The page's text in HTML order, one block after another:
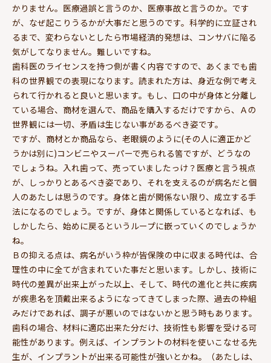
かりません。医療過誤と言うのか、医療事故と言うのか。です
が、なぜ起こりうるかが大事だと思うのです。科学的に立証され
るまで、変わらないとしたら市場経済的発想は、コンサバに陥る
気がしてなりません。難しいですね。
歯科医のライセンスを持つ側が書く内容ですので、あくまでも歯
科の世界観での表現になります。読まれた方は、身近な例で考え
られて行かれると良いと思います。もし、口の中が身体と分離し
ている場合、商材を選んで、商品を購入するだけですから、Ａの
世界観には一切、矛盾は生じない事があるべき姿です。
ですが、商材とか商品なら、老眼鏡のように(その人に適正かど
うかは別に)コンビニやスーパーで売られる筈ですが、どうなの
でしょうね。入れ歯って、売っていましたっけ？医療と言う視点
が、しっかりとあるべき姿であり、それを支えるのが病名だと個
人のあたしは思うのです。身体と歯が関係ない限り、成立する手
法になるのでしょう。ですが、身体と関係しているとなれば、も
しかしたら、始めに戻るというループに嵌っていくのでしょうか
ね。
Ｂの抑える点は、病名がいう枠が皆保険の中に収まる時代は、合
理性の中に全てが含まれていた事だと思います。しかし、技術に
時代の差異が出来上がった以上、そして、時代の進化と共に疾病
が疾患名を頂戴出来るようになってきてしまった際、過去の枠組
みだけであれば、調子が悪いのではないかと思う時もあります。
歯科の場合、材料に適応出来た分だけ、技術性も影響を受ける可
能性があります。例えば、インプラントの材料を使いこなせる先
生が、インプラントが出来る可能性が強いとかね。（あたしは、